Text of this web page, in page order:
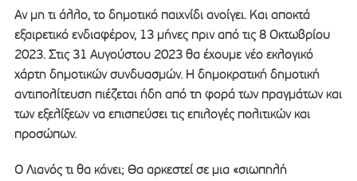
Αν μη τι άλλο, το δημοτικό παιχνίδι ανοίγει. Και αποκτά
εξαιρετικό ενδιαφέρον, 13 μήνες πριν από τις 8 Οκτωβρίου
2023. Στις 31 Αυγούστου 2023 θα έχουμε νέο εκλογικό
χάρτη δημοτικών συνδυασμών. Η δημοκρατική δημοτική
αντιπολίτευση πιέζεται ήδη από τη φορά των πραγμάτων και
των εξελίξεων να επισπεύσει τις επιλογές πολιτικών και
προσώπων.
Ο Λιανός τι θα κάνει; Θα αρκεστεί σε μια «σιωπηλή